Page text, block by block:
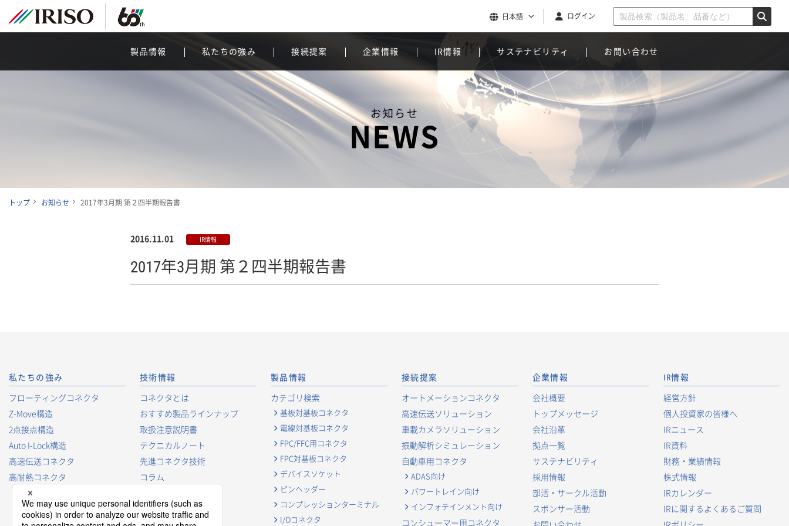
日本語 ログイン
製品情報 私たちの強み 接続提案 企業情報 IR情報 サステナビリティ お問い合わせ
お知らせ
NEWS
トップ お知らせ 2017年3月期 第２四半期報告書
2016.11.01 IR情報
2017年3月期 第２四半期報告書
私たちの強み
フローティングコネクタ
Z-Move構造
2点接点構造
Auto I-Lock構造
高速伝送コネクタ
高耐熱コネクタ
技術情報
コネクタとは
おすすめ製品ラインナップ
取扱注意説明書
テクニカルノート
先進コネクタ技術
コラム
コネクタ用語集
製品情報
カテゴリ検索
基板対基板コネクタ
電線対基板コネクタ
FPC/FFC用コネクタ
FPC対基板コネクタ
デバイスソケット
ピンヘッダー
コンプレッションターミナル
I/Oコネクタ
接続提案
オートメーションコネクタ
高速伝送ソリューション
車載カメラソリューション
振動解析シミュレーション
自動車用コネクタ
ADAS向け
パワートレイン向け
インフォテインメント向け
コンシューマー用コネクタ
企業情報
会社概要
トップメッセージ
会社沿革
拠点一覧
サステナビリティ
採用情報
部活・サークル活動
スポンサー活動
IR情報
経営方針
個人投資家の皆様へ
IRニュース
IR資料
財務・業績情報
株式情報
IRカレンダー
IRに関するよくあるご質問